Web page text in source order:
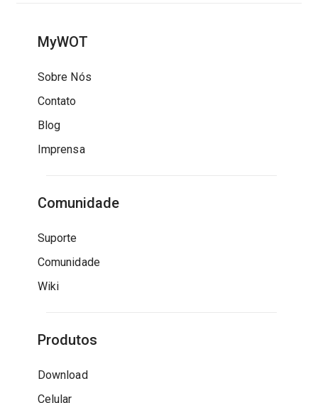
MyWOT
Sobre Nós
Contato
Blog
Imprensa
Comunidade
Suporte
Comunidade
Wiki
Produtos
Download
Celular